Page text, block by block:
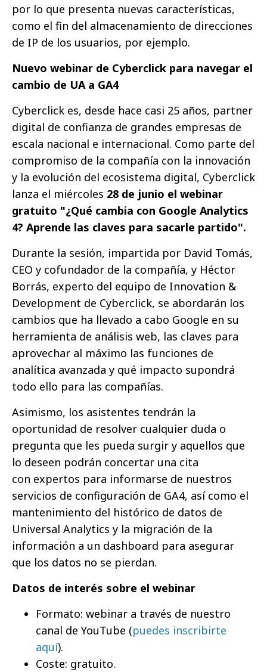
por lo que presenta nuevas características,
como el fin del almacenamiento de direcciones
de IP de los usuarios, por ejemplo.
Nuevo webinar de Cyberclick para navegar el
cambio de UA a GA4
Cyberclick es, desde hace casi 25 años, partner
digital de confianza de grandes empresas de
escala nacional e internacional. Como parte del
compromiso de la compañía con la innovación
y la evolución del ecosistema digital, Cyberclick
lanza el miércoles 28 de junio el webinar
gratuito "¿Qué cambia con Google Analytics
4? Aprende las claves para sacarle partido".
Durante la sesión, impartida por David Tomás,
CEO y cofundador de la compañía, y Héctor
Borrás, experto del equipo de Innovation &
Development de Cyberclick, se abordarán los
cambios que ha llevado a cabo Google en su
herramienta de análisis web, las claves para
aprovechar al máximo las funciones de
analítica avanzada y qué impacto supondrá
todo ello para las compañías.
Asimismo, los asistentes tendrán la
oportunidad de resolver cualquier duda o
pregunta que les pueda surgir y aquellos que
lo deseen podrán concertar una cita
con expertos para informarse de nuestros
servicios de configuración de GA4, así como el
mantenimiento del histórico de datos de
Universal Analytics y la migración de la
información a un dashboard para asegurar
que los datos no se pierdan.
Datos de interés sobre el webinar
Formato: webinar a través de nuestro
canal de YouTube (puedes inscribirte
aquí).
Coste: gratuito.